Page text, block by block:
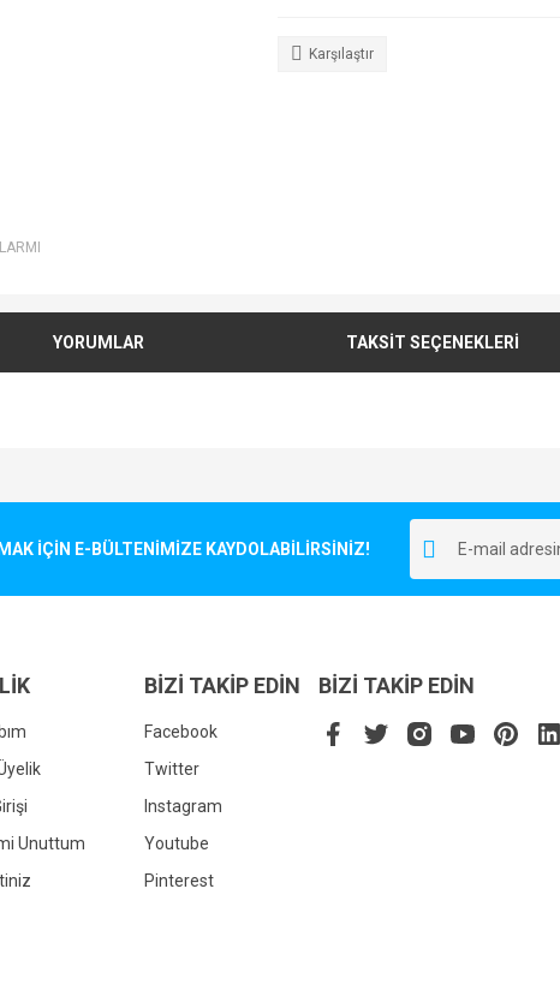
Karşılaştır
YORUMLAR TAKSİT SEÇENEKLERİ
İÇİN E-BÜLTENİMİZE KAYDOLABİLİRSİNİZ!
Unuttum
BİZİ TAKİP EDİN
Facebook
Twitter
Instagram
Youtube
Pinterest
BİZİ TAKİP EDİN